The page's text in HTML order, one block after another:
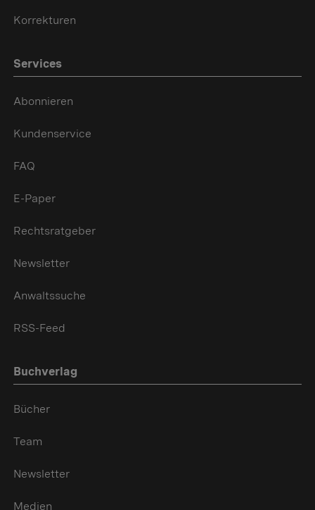
Korrekturen
Services
Abonnieren
Kundenservice
FAQ
E-Paper
Rechtsratgeber
Newsletter
Anwaltssuche
RSS-Feed
Buchverlag
Bücher
Team
Newsletter
Medien